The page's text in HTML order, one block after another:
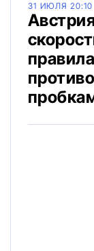
31 ИЮЛЯ 20:10